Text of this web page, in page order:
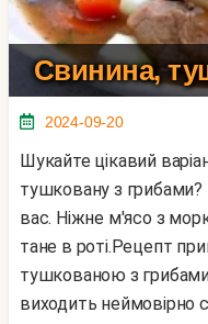
Свинина,
2024-09-20
Шукайте цікавий варіант, як приготувати свинину,
тушковану з грибами?
вас. Ніжне м'ясо з
тане в роті.Рецепт
тушкованою з
виходить неймовірно